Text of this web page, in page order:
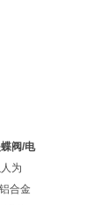
阀/电
为
合金